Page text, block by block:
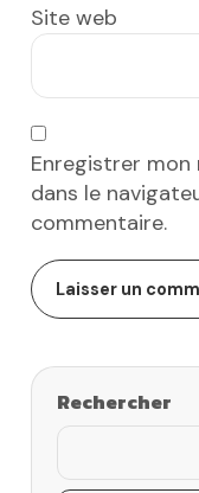
Site web
Enregistrer
dans le
commentaire.
Rechercher